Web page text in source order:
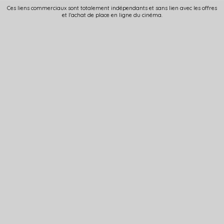
Ces liens commerciaux sont totalement indépendants et sans lien avec les offres
et l'achat de place en ligne du cinéma.